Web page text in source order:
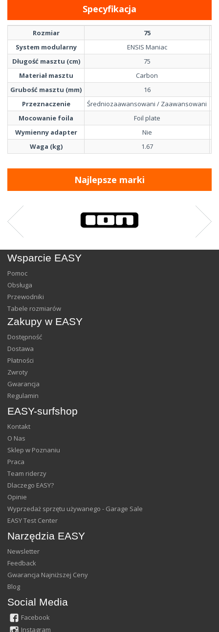
Specyfikacja
Rozmiar
75
System modularny
ENSIS Maniac
Długość masztu (cm)
75
Materiał masztu
Carbon
Grubość masztu (mm)
16
Przeznaczenie
Średniozaawansowani / Zaawansowani
Mocowanie foila
Foil plate
Wymienny adapter
Nie
Waga (kg)
1.67
Najlepsze marki
Wsparcie EASY
Pomoc
Obsługa
Przewodniki
Tabele rozmiarów
Zakupy w EASY
Dostępność
Dostawa
Płatności
Zwroty
Gwarancja
Regulamin
EASY-surfshop
Kontakt
O Nas
Sklep w Poznaniu
Praca
Team riderzy
Dlaczego EASY?
Opinie
Wyprzedaż sprzętu używanego - Garage Sale
EASY Test Center
Narzędzia EASY
Newsletter
Feedback
Gwarancja Najniższej Ceny
Blog
Social Media
Facebook
Instagram